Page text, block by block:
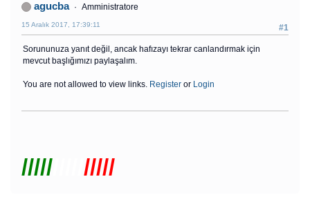
agucba Amministratore
#1
15 Aralık 2017, 17:39:11
Sorununuza yanıt değil, ancak hafızayı tekrar canlandırmak için
mevcut başlığımızı paylaşalım.
You are not allowed to view links. Register or Login
///// /////